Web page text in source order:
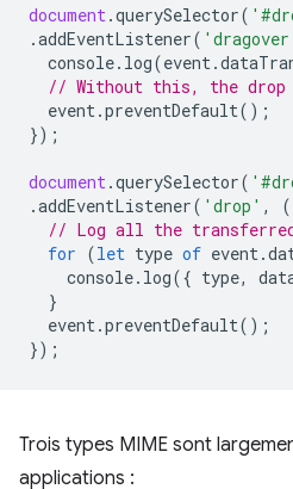
document.querySelector(
.addEventListener(
console. log(event.
// Without this, the
event.preventDefault();
});
document.querySelector(
.addEventListener( 'drop' , (
// Log all the
for (let type of event.
console. log({ type,
}
event.preventDefault();
});
Trois types MIME sont
applications :